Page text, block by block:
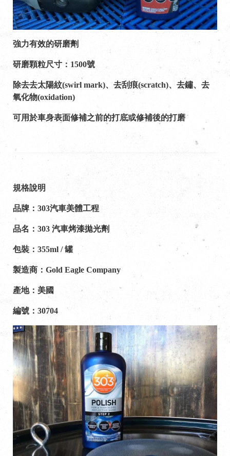
強力有效的研磨劑
研磨顆粒尺寸：1500號
除去去太陽紋(swirl mark)、去刮痕(scratch)、去鏽、去
氧化物(oxidation)
可用於車身表面修補之前的打底或修補後的打磨
規格說明
品牌：303汽車美體工程
品名：303 汽車烤漆拋光劑
包裝：355ml / 罐
製造商：Gold Eagle Company
產地：美國
編號：30704